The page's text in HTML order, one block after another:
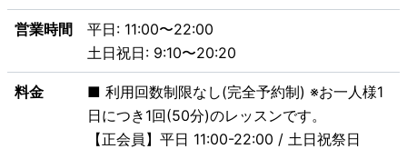
営業時間
平日: 11:00〜22:00
土日祝日: 9:10〜20:20
料金
■ 利用回数制限なし(完全予約制) ※お一人様1
日につき1回(50分)のレッスンです。
【正会員】平日 11:00-22:00 / 土日祝祭日